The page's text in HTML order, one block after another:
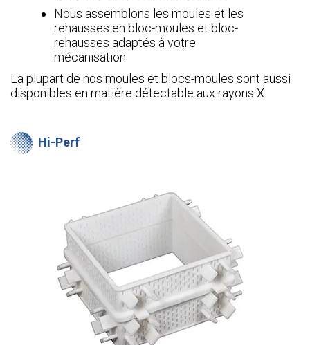
Nous assemblons les moules et les
rehausses en bloc-moules et bloc-
rehausses adaptés à votre
mécanisation.
La plupart de nos moules et blocs-moules sont aussi
disponibles en matière détectable aux rayons X.
Hi-Perf